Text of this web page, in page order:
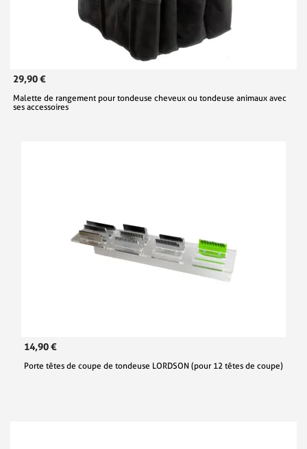
29,90 €
Malette de rangement pour tondeuse cheveux ou tondeuse animaux avec
ses accessoires
14,90 €
Porte têtes de coupe de tondeuse LORDSON (pour 12 têtes de coupe)